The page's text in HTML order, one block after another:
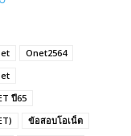
Onet2564
ปี65
ข้อสอบโอเน็ต